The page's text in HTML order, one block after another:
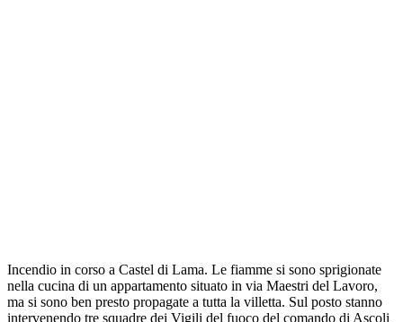
Incendio in corso a Castel di Lama. Le fiamme si sono sprigionate
nella cucina di un appartamento situato in via Maestri del Lavoro,
ma si sono ben presto propagate a tutta la villetta. Sul posto stanno
intervenendo tre squadre dei Vigili del fuoco del comando di Ascoli